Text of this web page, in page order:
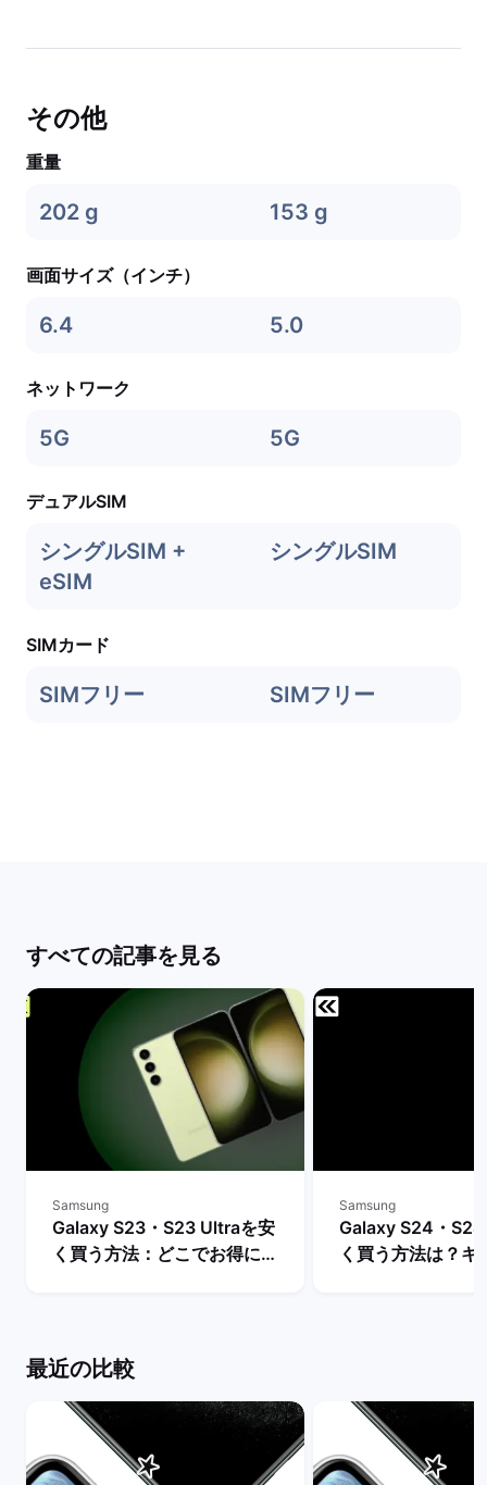
その他
重量
202 g 153 g
画面サイズ（インチ）
6.4 5.0
ネットワーク
5G 5G
デュアルSIM
シングルSIM +
eSIM
シングルSIM
SIMカード
SIMフリー SIMフリー
すべての記事を見る
Samsung
Galaxy S23・S23 Ultraを安
く買う方法：どこでお得に購
Samsung
Galaxy S24・
く買う方法は？キ
最近の比較